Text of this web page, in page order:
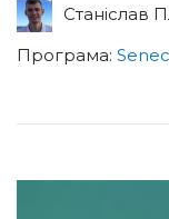
Станіслав
Програма: